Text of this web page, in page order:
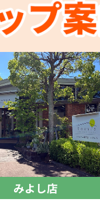
みよし店